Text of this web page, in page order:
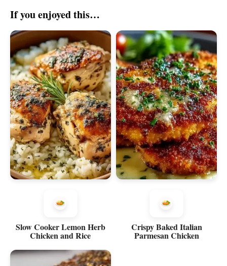
If you enjoyed this…
Slow Cooker Lemon Herb
Chicken and Rice
Crispy Baked Italian
Parmesan Chicken